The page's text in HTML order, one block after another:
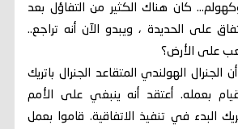
كان هناك الكثير من التفاؤل بعد
على الحديدة ، ويبدو الآن أنه تراجع..
على الأرض؟
الهولندي المتقاعد الجنرال باتريك
بعمله. أعتقد أنه ينبغي على الأمم
البدء في تنفيذ الاتفاقية. قاموا بعمل